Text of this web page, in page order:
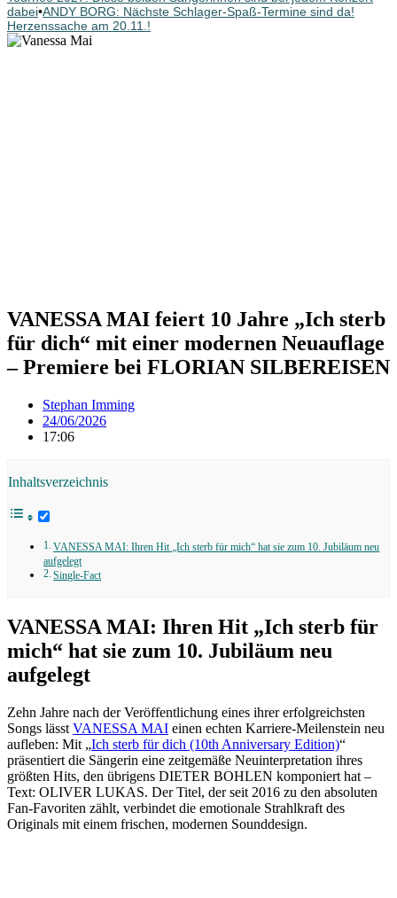
dabei•ANDY BORG: Nächste Schlager-Spaß-Termine sind da!
Herzenssache am 20.11.!
VANESSA MAI feiert 10 Jahre „Ich sterb
für dich“ mit einer modernen Neuauflage
– Premiere bei FLORIAN SILBEREISEN
Stephan Imming
24/06/2026
17:06
Inhaltsverzeichnis
VANESSA MAI: Ihren Hit „Ich sterb für mich“ hat sie zum 10. Jubiläum neu
aufgelegt
Single-Fact
VANESSA MAI: Ihren Hit „Ich sterb für
mich“ hat sie zum 10. Jubiläum neu
aufgelegt
Zehn Jahre nach der Veröffentlichung eines ihrer erfolgreichsten
Songs lässt VANESSA MAI einen echten Karriere-Meilenstein neu
aufleben: Mit „Ich sterb für dich (10th Anniversary Edition)“
präsentiert die Sängerin eine zeitgemäße Neuinterpretation ihres
größten Hits, den übrigens DIETER BOHLEN komponiert hat –
Text: OLIVER LUKAS. Der Titel, der seit 2016 zu den absoluten
Fan-Favoriten zählt, verbindet die emotionale Strahlkraft des
Originals mit einem frischen, modernen Sounddesign.